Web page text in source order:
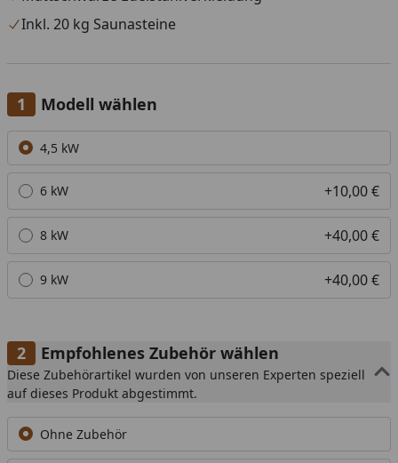
Inkl. 20 kg Saunasteine
Modell wählen
Alle anzeigen (4)
4,5 kW
6 kW +10,00 €
8 kW +40,00 €
9 kW +40,00 €
Empfohlenes Zubehör wählen
Diese Zubehörartikel wurden von unseren Experten speziell
auf dieses Produkt abgestimmt.
Ohne Zubehör